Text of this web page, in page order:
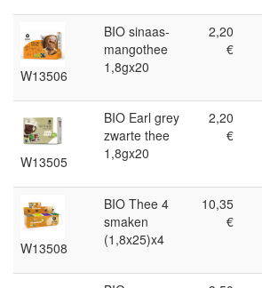
W13506
BIO sinaas-
mangothee
1,8gx20
2,20
€
W13505
BIO Earl grey
zwarte thee
1,8gx20
2,20
€
W13508
BIO Thee 4
smaken
(1,8x25)x4
10,35
€